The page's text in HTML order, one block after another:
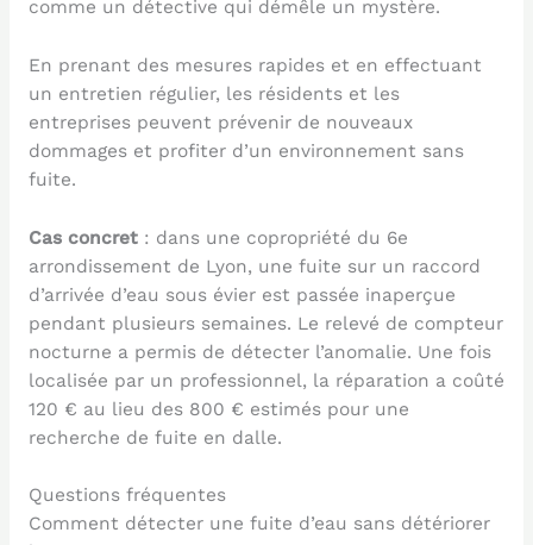
comme un détective qui démêle un mystère.
En prenant des mesures rapides et en effectuant
un entretien régulier, les résidents et les
entreprises peuvent prévenir de nouveaux
dommages et profiter d’un environnement sans
fuite.
Cas concret: dans une copropriété du 6e
arrondissement de Lyon, une fuite sur un raccord
d’arrivée d’eau sous évier est passée inaperçue
pendant plusieurs semaines. Le relevé de compteur
nocturne a permis de détecter l’anomalie. Une fois
localisée par un professionnel, la réparation a coûté
120 € au lieu des 800 € estimés pour une
recherche de fuite en dalle.
Questions fréquentes
Comment détecter une fuite d’eau sans détériorer